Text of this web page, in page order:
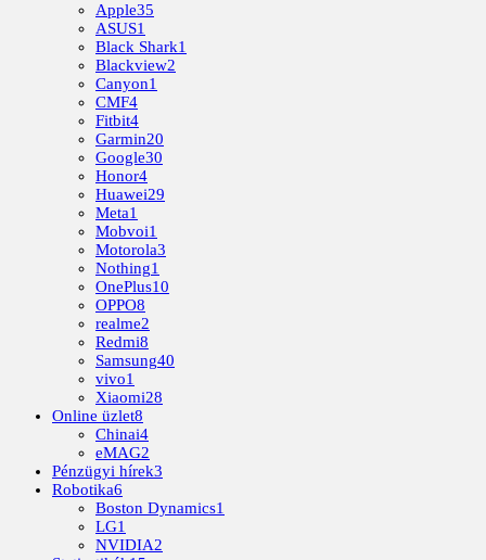
Apple35
ASUS1
Black Shark1
Blackview2
Canyon1
CMF4
Fitbit4
Garmin20
Google30
Honor4
Huawei29
Meta1
Mobvoi1
Motorola3
Nothing1
OnePlus10
OPPO8
realme2
Redmi8
Samsung40
vivo1
Xiaomi28
Online üzlet8
Chinai4
eMAG2
Pénzügyi hírek3
Robotika6
Boston Dynamics1
LG1
NVIDIA2